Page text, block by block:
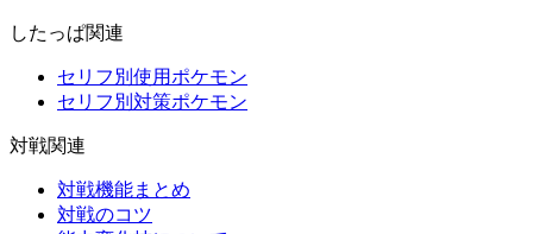
したっぱ関連
セリフ別使用ポケモン
セリフ別対策ポケモン
対戦関連
対戦機能まとめ
対戦のコツ